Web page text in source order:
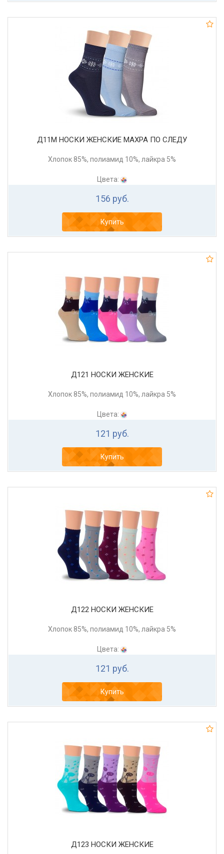
Д11М НОСКИ ЖЕНСКИЕ МАХРА ПО СЛЕДУ
Хлопок 85%, полиамид 10%, лайкра 5%
Цвета:
156 руб.
Купить
Д121 НОСКИ ЖЕНСКИЕ
Хлопок 85%, полиамид 10%, лайкра 5%
Цвета:
121 руб.
Купить
Д122 НОСКИ ЖЕНСКИЕ
Хлопок 85%, полиамид 10%, лайкра 5%
Цвета:
121 руб.
Купить
Д123 НОСКИ ЖЕНСКИЕ